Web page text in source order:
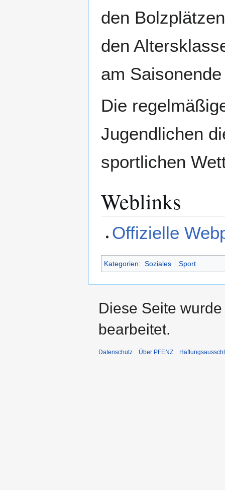
den
den
am
Die
Jugendlichen
sportlichen
Weblinks
Offizielle
Kategorien: Soziales Sport
Diese Seite
bearbeitet.
Datenschutz Über PFENZ